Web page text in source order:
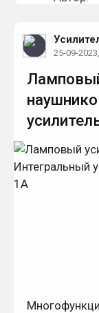
25-09-
HA-1A